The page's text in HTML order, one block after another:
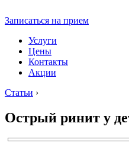
Записаться на прием
Услуги
Цены
Контакты
Акции
Статьи ›
Острый ринит у